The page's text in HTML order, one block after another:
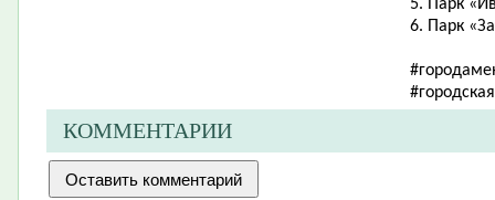
5. Парк
6. Парк
КОММЕНТАРИИ